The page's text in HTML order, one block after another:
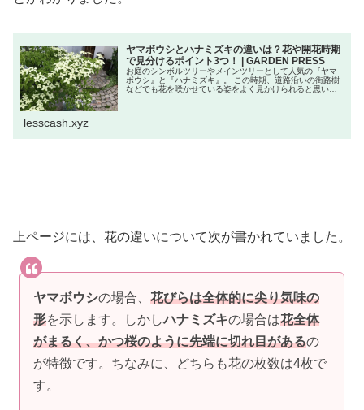
ヤマボウシとハナミズキの違いは？花や開花時期
で見分けるポイント3つ！ | GARDEN PRESS
お庭のシンボルツリーやメインツリーとして人気の『ヤマ
ボウシ』と『ハナミズキ』。 この時期、道路沿いの街路樹
などでも花を咲かせている姿をよく見かけられると思いま
lesscash.xyz
上ページには、花の違いについて次が書かれていました。
ヤマボウシの場合、 花びらは全体的に尖り気味の
形を示します。しかしハナミズキの場合は花全体
がまるく、かつ桜のように先端に切れ目があるの
が特徴です。ちなみに、どちらも花の枚数は4枚で
す。